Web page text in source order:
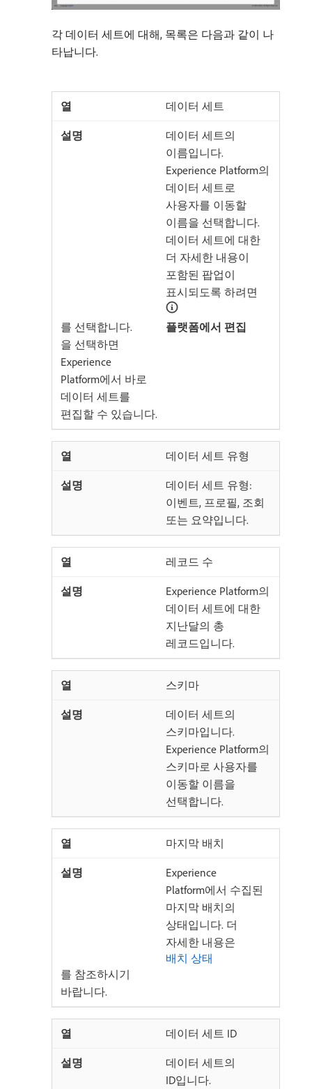
각 데이터 세트에 대해, 목록은 다음과 같이 나
타납니다.
데이터 세트
데이터 세트의
이름입니다.
Experience Platform의
데이터 세트로
사용자를 이동할
이름을 선택합니다.
데이터 세트에 대한
더 자세한 내용이
포함된 팝업이
표시되도록 하려면
를 선택합니다.
플랫폼에서 편집
​을 선택하면
Experience
Platform에서 바로
데이터 세트를
편집할 수 있습니다.
데이터 세트 유형
데이터 세트 유형:
이벤트, 프로필, 조회
또는 요약입니다.
레코드 수
Experience Platform의
데이터 세트에 대한
지난달의 총
레코드입니다.
스키마
데이터 세트의
스키마입니다.
Experience Platform의
스키마로 사용자를
이동할 이름을
선택합니다.
마지막 배치
Experience
Platform에서 수집된
마지막 배치의
상태입니다. 더
자세한 내용은
배치 상태
를 참조하시기
바랍니다.
데이터 세트 ID
데이터 세트의
ID입니다.